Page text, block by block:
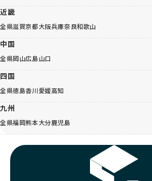
近畿
全県滋賀京都大阪兵庫奈良和歌山
中国
全県岡山広島山口
四国
全県徳島香川愛媛高知
九州
全県福岡熊本大分鹿児島